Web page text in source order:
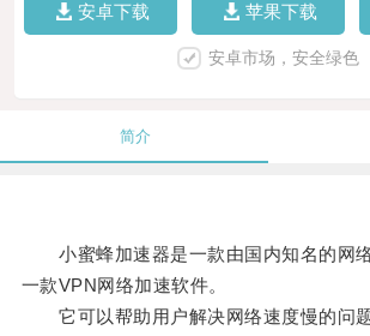
安卓下载 苹果下载
安卓市场，安全绿色
简介
小蜜蜂加速器是一款由国内知名的网
一款VPN网络加速软件。
它可以帮助用户解决网络速度慢的问